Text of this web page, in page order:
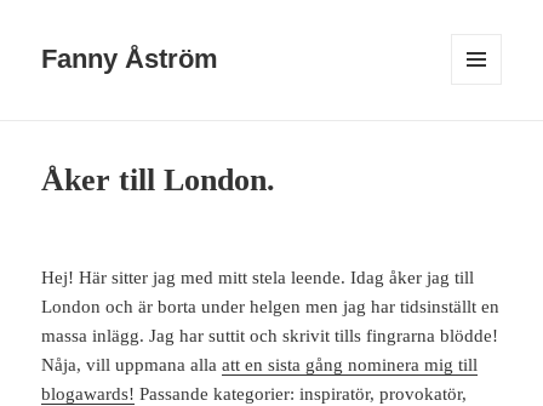
Fanny Åström
Åker till London.
Hej! Här sitter jag med mitt stela leende. Idag åker jag till
London och är borta under helgen men jag har tidsinställt en
massa inlägg. Jag har suttit och skrivit tills fingrarna blödde!
Nåja, vill uppmana allaatt en sista gång nominera mig till
blogawards! Passande kategorier: inspiratör, provokatör,